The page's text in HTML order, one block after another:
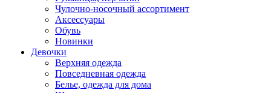
Чулочно-носочный ассортимент
Аксессуары
Обувь
Новинки
Девочки
Верхняя одежда
Повседневная одежда
Белье, одежда для дома